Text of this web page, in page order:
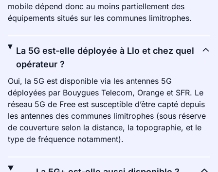
mobile dépend donc au moins partiellement des
équipements situés sur les communes limitrophes.
La 5G est-elle déployée à Llo et chez quel
opérateur ?
Oui, la 5G est disponible via les antennes 5G
déployées par Bouygues Telecom, Orange et SFR. Le
réseau 5G de Free est susceptible d’être capté depuis
les antennes des communes limitrophes (sous réserve
de couverture selon la distance, la topographie, et le
type de fréquence notamment).